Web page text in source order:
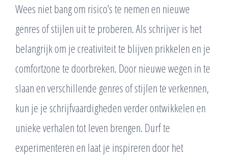
Wees niet bang om risico’s te nemen en nieuwe
genres of stijlen uit te proberen. Als schrijver is het
belangrijk om je creativiteit te blijven prikkelen en je
comfortzone te doorbreken. Door nieuwe wegen in te
slaan en verschillende genres of stijlen te verkennen,
kun je je schrijfvaardigheden verder ontwikkelen en
unieke verhalen tot leven brengen. Durf te
experimenteren en laat je inspireren door het